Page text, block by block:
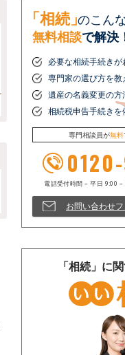
「相続」のこん
無料相談で解決
必要な相続手続きが
専門家の選び方を教
遺産の名義変更の方
相続税申告手続きを
専門相談員が無料
電
お問い合わせ
「相続」に